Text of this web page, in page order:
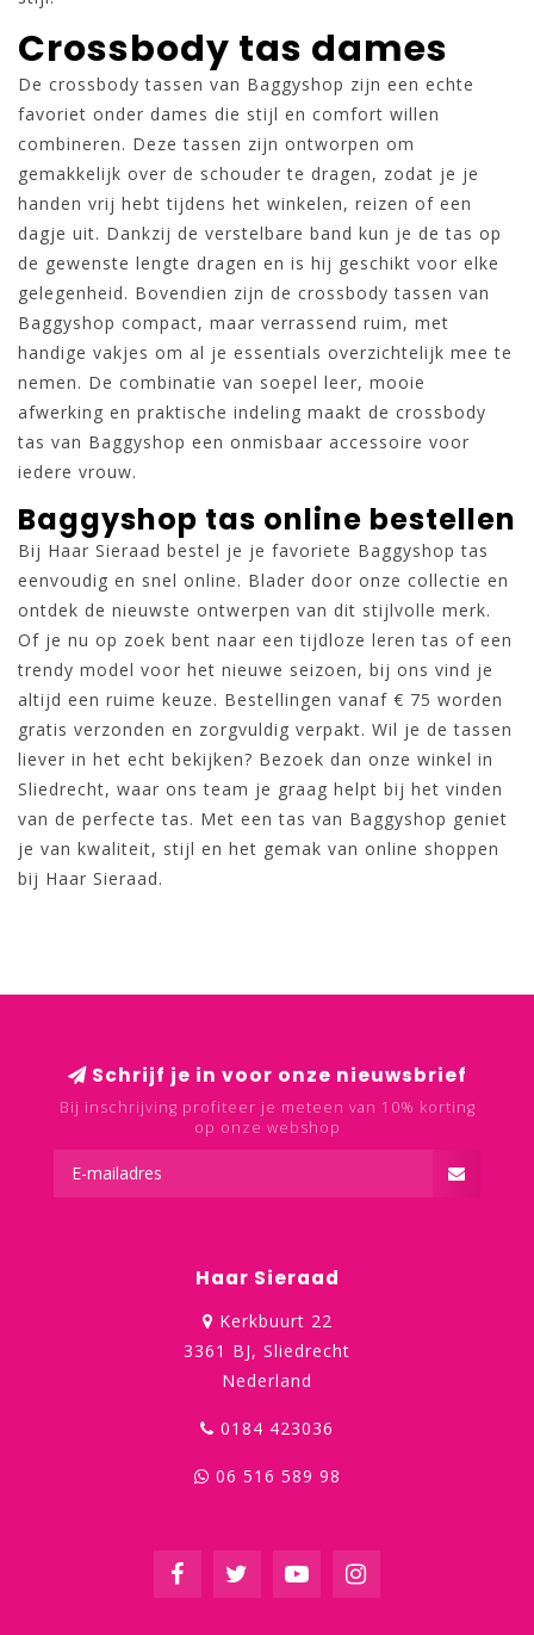
Crossbody tas dames
De crossbody tassen van Baggyshop zijn een echte
favoriet onder dames die stijl en comfort willen
combineren. Deze tassen zijn ontworpen om
gemakkelijk over de schouder te dragen, zodat je je
handen vrij hebt tijdens het winkelen, reizen of een
dagje uit. Dankzij de verstelbare band kun je de tas op
de gewenste lengte dragen en is hij geschikt voor elke
gelegenheid. Bovendien zijn de crossbody tassen van
Baggyshop compact, maar verrassend ruim, met
handige vakjes om al je essentials overzichtelijk mee te
nemen. De combinatie van soepel leer, mooie
afwerking en praktische indeling maakt de crossbody
tas van Baggyshop een onmisbaar accessoire voor
iedere vrouw.
Baggyshop tas online bestellen
Bij Haar Sieraad bestel je je favoriete Baggyshop tas
eenvoudig en snel online. Blader door onze collectie en
ontdek de nieuwste ontwerpen van dit stijlvolle merk.
Of je nu op zoek bent naar een tijdloze leren tas of een
trendy model voor het nieuwe seizoen, bij ons vind je
altijd een ruime keuze. Bestellingen vanaf € 75 worden
gratis verzonden en zorgvuldig verpakt. Wil je de tassen
liever in het echt bekijken? Bezoek dan onze winkel in
Sliedrecht, waar ons team je graag helpt bij het vinden
van de perfecte tas. Met een tas van Baggyshop geniet
je van kwaliteit, stijl en het gemak van online shoppen
bij Haar Sieraad.
Schrijf je in voor onze nieuwsbrief
Bij inschrijving profiteer je meteen van 10% korting
op onze webshop
Haar Sieraad
Kerkbuurt 22
3361 BJ, Sliedrecht
Nederland
0184 423036
06 516 589 98